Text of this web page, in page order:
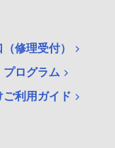
修理受付）
プログラム
利用ガイド